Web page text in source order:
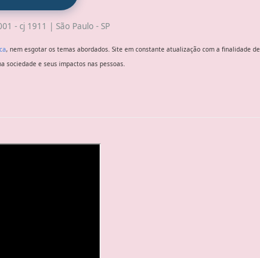
- cj 1911 | São Paulo - SP
, nem esgotar os temas abordados. Site em constante atualização com a finalidade de
sociedade e seus impactos nas pessoas.